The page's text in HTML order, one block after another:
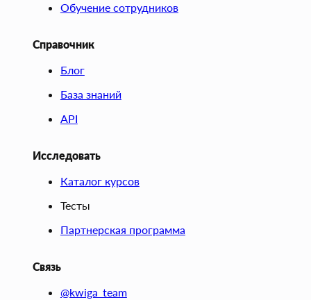
Обучение сотрудников
Справочник
Блог
База знаний
API
Исследовать
Каталог курсов
Тесты
Партнерская программа
Связь
@kwiga_team